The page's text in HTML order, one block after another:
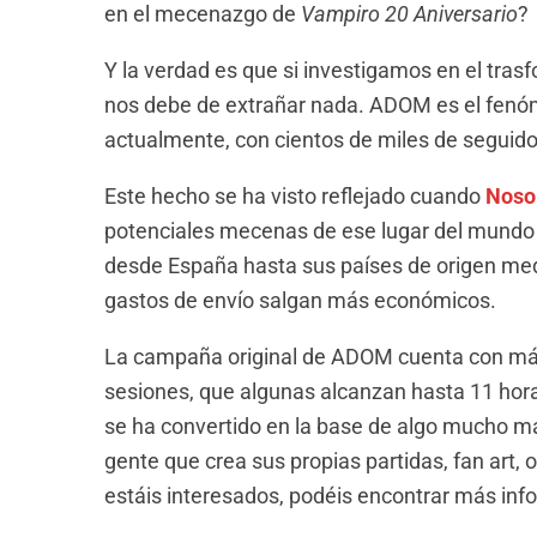
en el mecenazgo de Vampiro 20 Aniversario?
Y la verdad es que si investigamos en el
nos debe de extrañar nada. ADOM es el
actualmente, con cientos de miles de
Este hecho se ha visto reflejado cuando
potenciales mecenas de ese lugar del
desde España hasta sus países de origen
gastos de envío salgan más económicos.
La campaña original de ADOM cuenta con
sesiones, que algunas alcanzan hasta 11
se ha convertido en la base de algo mucho
gente que crea sus propias partidas, fan art,
estáis interesados, podéis encontrar más